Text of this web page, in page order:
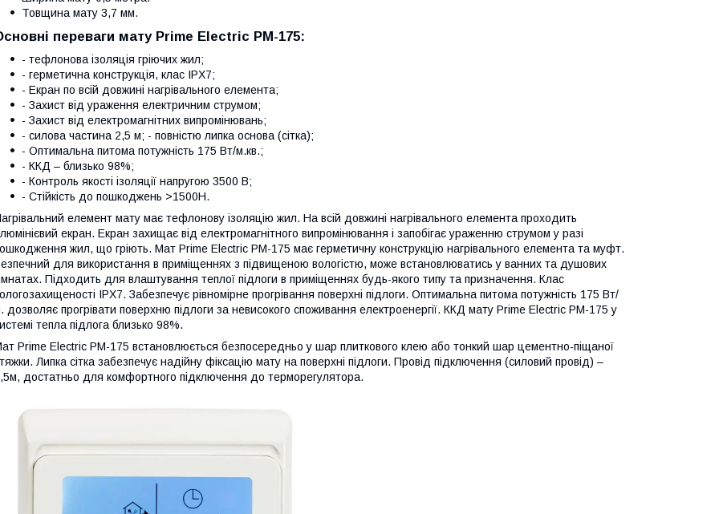
Товщина мату 3,7 мм.
переваги мату Prime Electric PM-175:
- тефлонова ізоляція гріючих жил;
- герметична конструкція, клас IPX7;
- Екран по всій довжині нагрівального елемента;
- Захист від ураження електричним струмом;
- Захист від електромагнітних випромінювань;
- силова частина 2,5 м; - повністю липка основа (сітка);
- Оптимальна питома потужність 175 Вт/м.кв.;
- ККД – близько 98%;
- Контроль якості ізоляції напругою 3500 В;
- Стійкість до пошкоджень >1500H.
елемент мату має тефлонову ізоляцію жил. На всій довжині нагрівального елемента проходить
екран. Екран захищає від електромагнітного випромінювання і запобігає ураженню струмом у разі
жил, що гріють. Мат Prime Electric PM-175 має герметичну конструкцію нагрівального елемента та муфт.
для використання в приміщеннях з підвищеною вологістю, може встановлюватись у ванних та душових
Підходить для влаштування теплої підлоги в приміщеннях будь-якого типу та призначення. Клас
IPX7. Забезпечує рівномірне прогрівання поверхні підлоги. Оптимальна питома потужність 175 Вт/
дозволяє прогрівати поверхню підлоги за невисокого споживання електроенергії. ККД мату Prime Electric PM-175 у
тепла підлога близько 98%.
Prime Electric PM-175 встановлюється безпосередньо у шар плиткового клею або тонкий шар цементно-піщаної
Липка сітка забезпечує надійну фіксацію мату на поверхні підлоги. Провід підключення (силовий провід) –
достатньо для комфортного підключення до терморегулятора.